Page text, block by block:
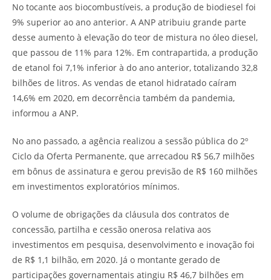
No tocante aos biocombustíveis, a produção de biodiesel foi
9% superior ao ano anterior. A ANP atribuiu grande parte
desse aumento à elevação do teor de mistura no óleo diesel,
que passou de 11% para 12%. Em contrapartida, a produção
de etanol foi 7,1% inferior à do ano anterior, totalizando 32,8
bilhões de litros. As vendas de etanol hidratado caíram
14,6% em 2020, em decorrência também da pandemia,
informou a ANP.
No ano passado, a agência realizou a sessão pública do 2º
Ciclo da Oferta Permanente, que arrecadou R$ 56,7 milhões
em bônus de assinatura e gerou previsão de R$ 160 milhões
em investimentos exploratórios mínimos.
O volume de obrigações da cláusula dos contratos de
concessão, partilha e cessão onerosa relativa aos
investimentos em pesquisa, desenvolvimento e inovação foi
de R$ 1,1 bilhão, em 2020. Já o montante gerado de
participações governamentais atingiu R$ 46,7 bilhões em